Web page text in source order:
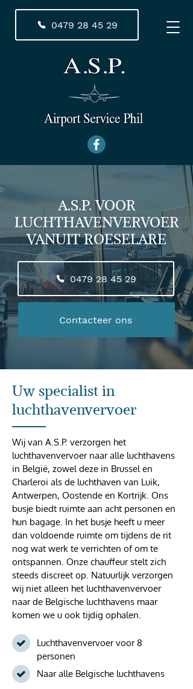
0479 28 45 29
A.S.P. VOOR
LUCHTHAVENVERVOER
VANUIT ROESELARE
0479 28 45 29
Contacteer ons
Uw specialist in
luchthavenvervoer
Wij van A.S.P. verzorgen het
luchthavenvervoer naar alle luchthavens
in België, zowel deze in Brussel en
Charleroi als de luchthaven van Luik,
Antwerpen, Oostende en Kortrijk. Ons
busje biedt ruimte aan acht personen en
hun bagage. In het busje heeft u meer
dan voldoende ruimte om tijdens de rit
nog wat werk te verrichten of om te
ontspannen. Onze chauffeur stelt zich
steeds discreet op. Natuurlijk verzorgen
wij niet alleen het luchthavenvervoer
naar de Belgische luchthavens maar
komen we u ook tijdig ophalen.
Luchthavenvervoer voor 8
personen
Naar alle Belgische luchthavens